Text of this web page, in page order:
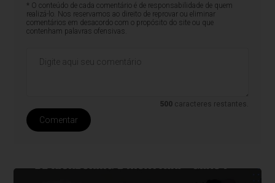
* O conteúdo de cada comentário é de responsabilidade de quem
realizá-lo. Nos reservamos ao direito de reprovar ou eliminar
comentários em desacordo com o propósito do site ou que
contenham palavras ofensivas.
500 caracteres restantes.
Comentar